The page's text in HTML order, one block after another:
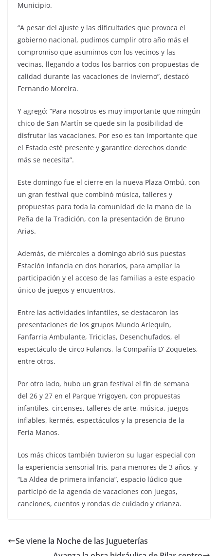
Municipio.
“A pesar del ajuste y las dificultades que provoca el
gobierno nacional, pudimos cumplir otro año más el
compromiso que asumimos con los vecinos y las
vecinas, llegando a todos los barrios con propuestas de
calidad durante las vacaciones de invierno”, destacó
Fernando Moreira.
Y agregó: “Para nosotros es muy importante que ningún
chico de San Martín se quede sin la posibilidad de
disfrutar las vacaciones. Por eso es tan importante que
el Estado esté presente y garantice derechos donde
más se necesita”.
Este domingo fue el cierre en la nueva Plaza Ombú, con
un gran festival que combinó música, talleres y
propuestas para toda la comunidad de la mano de la
Peña de la Tradición, con la presentación de Bruno
Arias.
Además, de miércoles a domingo abrió sus puestas
Estación Infancia en dos horarios, para ampliar la
participación y el acceso de las familias a este espacio
único de juegos y encuentros.
Entre las actividades infantiles, se destacaron las
presentaciones de los grupos Mundo Arlequín,
Fanfarria Ambulante, Triciclas, Desenchufados, el
espectáculo de circo Fulanos, la Compañía D’ Zoquetes,
entre otros.
Por otro lado, hubo un gran festival el fin de semana
del 26 y 27 en el Parque Yrigoyen, con propuestas
infantiles, circenses, talleres de arte, música, juegos
inflables, kermés, espectáculos y la presencia de la
Feria Manos.
Los más chicos también tuvieron su lugar especial con
la experiencia sensorial Iris, para menores de 3 años, y
“La Aldea de primera infancia”, espacio lúdico que
participó de la agenda de vacaciones con juegos,
canciones, cuentos y rondas de cuidado y crianza.
Se viene la Noche de las Jugueterías